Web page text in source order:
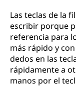
Las teclas de la
escribir porque
referencia para
más rápido y
dedos en las
rápidamente a
manos por el